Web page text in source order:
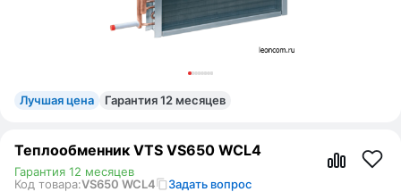
Лучшая цена Гарантия 12 месяцев
Теплообменник VTS VS650 WCL4
Код товара:VS650 WCL4 Задать вопрос
Гарантия 12 месяцев